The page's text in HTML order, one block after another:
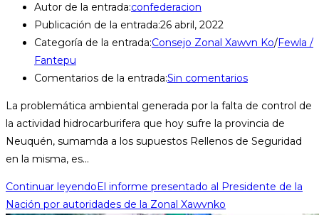
Autor de la entrada:confederacion
Publicación de la entrada:26 abril, 2022
Categoría de la entrada:Consejo Zonal Xawvn Ko/Fewla /
Fantepu
Comentarios de la entrada:Sin comentarios
La problemática ambiental generada por la falta de control de
la actividad hidrocarburifera que hoy sufre la provincia de
Neuquén, sumamda a los supuestos Rellenos de Seguridad
en la misma, es…
Continuar leyendo El informe presentado al Presidente de la
Nación por autoridades de la Zonal Xawvnko